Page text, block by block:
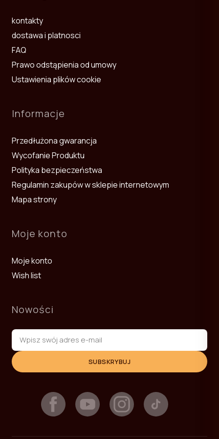
kontakty
dostawa i platnosci
FAQ
Prawo odstąpienia od umowy
Ustawienia plików cookie
Informacje
Przedłużona gwarancja
Wycofanie Produktu
Polityka bezpieczeństwa
Regulamin zakupów w sklepie internetowym
Mapa strony
Moje konto
Moje konto
Wish list
Nowości
SUBSKRYBUJ